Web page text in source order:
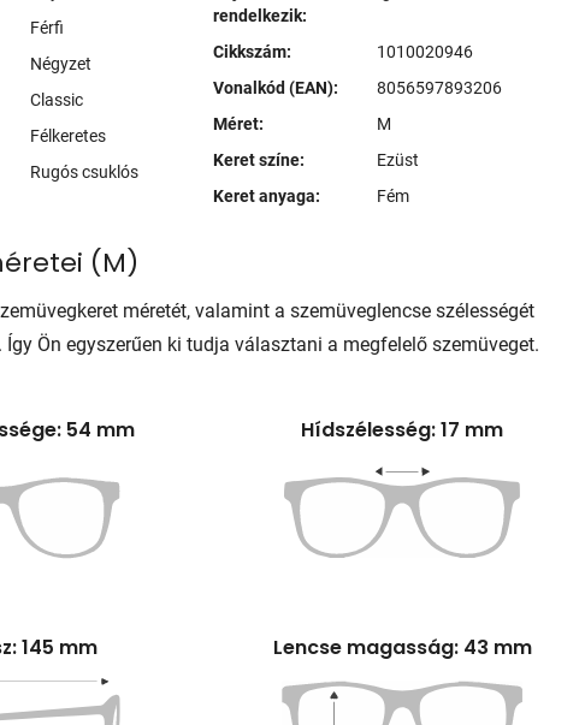
Férfi
Négyzet
Classic
Félkeretes
Rugós csuklós
rendelkezik:
Cikkszám:
1010020946
Vonalkód (EAN):
8056597893206
Méret:
M
Keret színe:
Ezüst
Keret anyaga:
Fém
(M)
méretét, valamint a szemüveglencse szélességét
Ön egyszerűen ki tudja választani a megfelelő szemüveget.
54 mm Hídszélesség: 17 mm
145 mm Lencse magasság: 43 mm